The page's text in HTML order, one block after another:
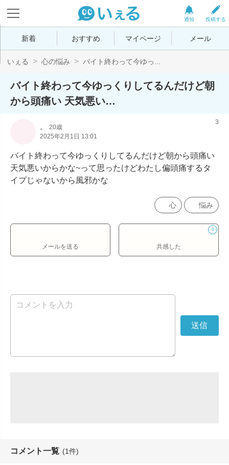
投稿する
通知
新着 おすすめ マイページ メール
いぇる 心の悩み バイト終わって今ゆっ...
バイト終わって今ゆっくりしてるんだけど朝
から頭痛い 天気悪い…
。
20歳
2025年2月1日 13:01
3
バイト終わって今ゆっくりしてるんだけど朝から頭痛い
天気悪いからかな~って思ったけどわたし偏頭痛するタ
イプじゃないから風邪かな
心 悩み
メールを送る
0
共感した
コメント一覧 (1件)